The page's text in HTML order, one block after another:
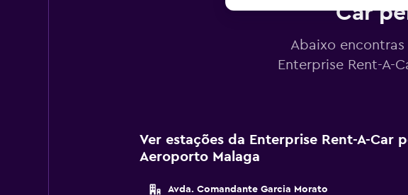
Car
Abaixo
Enterprise Rent-A-
Ver estações da Enterprise Rent-A-Car
Aeroporto Malaga
Avda. Comandante Garcia Morato